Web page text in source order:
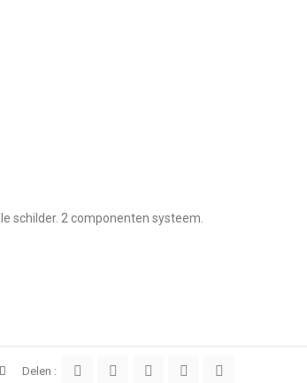
schilder. 2 componenten systeem.
Delen :